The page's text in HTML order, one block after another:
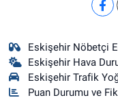
Eskişehir Nöbetçi
Eskişehir Hava
Eskişehir Trafik
Puan Durumu ve